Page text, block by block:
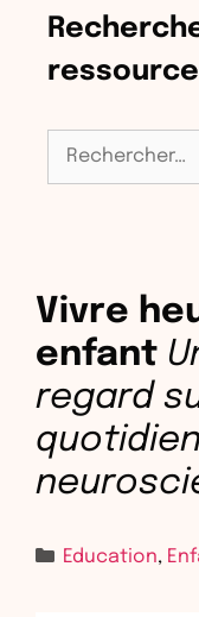
Vivre
enfant
regard
Education,
Rechercher :